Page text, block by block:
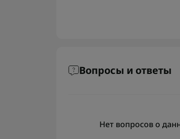
Вопросы и ответы
Нет вопросов о